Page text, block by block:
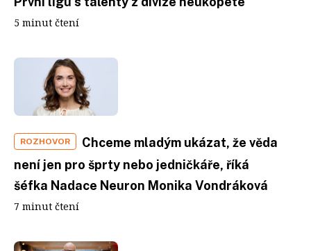
5 minut čtení
ROZHOVOR
Chceme mladým ukázat, že věda
není jen pro šprty nebo jedničkáře, říká
šéfka Nadace Neuron Monika Vondráková
7 minut čtení